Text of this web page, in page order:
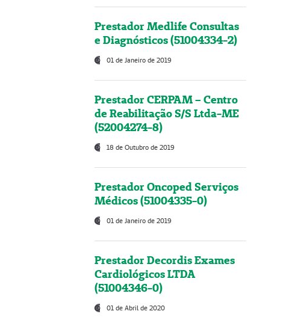
Prestador Medlife Consultas
e Diagnósticos (51004334-2)
01 de Janeiro de 2019
Prestador CERPAM – Centro
de Reabilitação S/S Ltda-ME
(52004274-8)
18 de Outubro de 2019
Prestador Oncoped Serviços
Médicos (51004335-0)
01 de Janeiro de 2019
Prestador Decordis Exames
Cardiológicos LTDA
(51004346-0)
01 de Abril de 2020